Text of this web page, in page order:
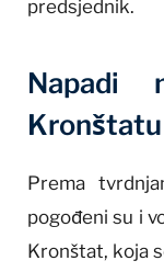
predsjednik.
Napadi
Kronštatu
Prema
pogođeni su i
Kronštat, koja